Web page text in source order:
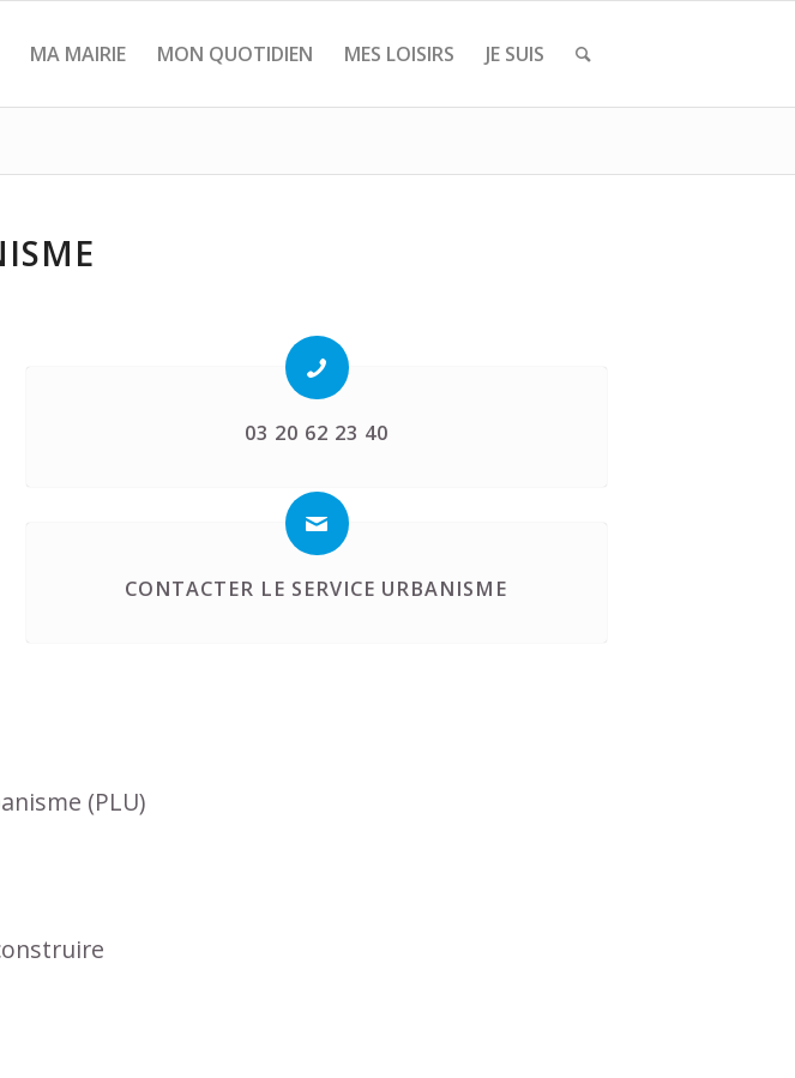
MA MAIRIE MON QUOTIDIEN MES LOISIRS JE SUIS
03 20 62 23 40
CONTACTER LE SERVICE URBANISME
(PLU)